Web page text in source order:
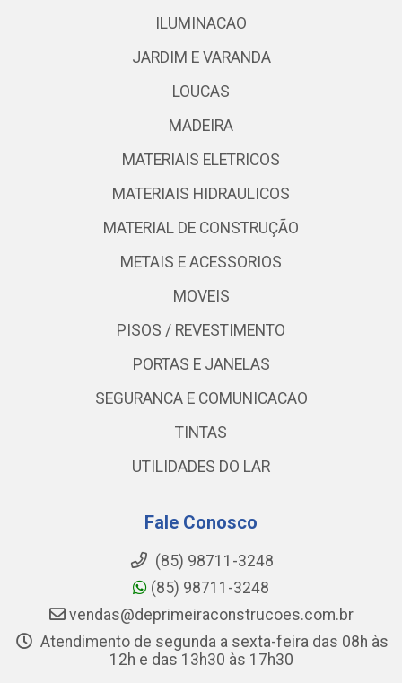
ILUMINACAO
JARDIM E VARANDA
LOUCAS
MADEIRA
MATERIAIS ELETRICOS
MATERIAIS HIDRAULICOS
MATERIAL DE CONSTRUÇÃO
METAIS E ACESSORIOS
MOVEIS
PISOS / REVESTIMENTO
PORTAS E JANELAS
SEGURANCA E COMUNICACAO
TINTAS
UTILIDADES DO LAR
Fale Conosco
(85) 98711-3248
(85) 98711-3248
vendas@deprimeiraconstrucoes.com.br
Atendimento de segunda a sexta-feira das 08h às
12h e das 13h30 às 17h30